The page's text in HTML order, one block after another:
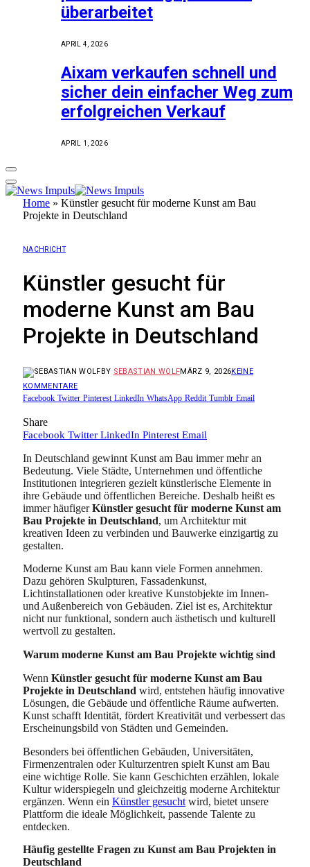
überarbeitet
APRIL 4, 2026
Aixam verkaufen schnell und
sicher dein einfacher Weg zum
erfolgreichen Verkauf
APRIL 1, 2026
Home » Künstler gesucht für moderne Kunst am Bau
Projekte in Deutschland
NACHRICHT
Künstler gesucht für
moderne Kunst am Bau
Projekte in Deutschland
BY SEBASTIAN WOLFMÄRZ 9, 2026KEINE
KOMMENTARE
Facebook Twitter Pinterest LinkedIn WhatsApp Reddit Tumblr Email
Share
Facebook Twitter LinkedIn Pinterest Email
In Deutschland gewinnt Kunst am Bau immer mehr an
Bedeutung. Viele Städte, Unternehmen und öffentliche
Institutionen integrieren gezielt künstlerische Elemente in
ihre Gebäude und öffentlichen Bereiche. Deshalb heißt es
immer häufigerKünstler gesucht für moderne Kunst am
Bau Projekte in Deutschland, um Architektur mit
kreativen Ideen zu verbinden und Bauwerke einzigartig zu
gestalten.
Moderne Kunst am Bau kann viele Formen annehmen.
Dazu gehören Skulpturen, Fassadenkunst,
Lichtinstallationen oder kreative Kunstobjekte im Innen-
und Außenbereich von Gebäuden. Ziel ist es, Architektur
nicht nur funktional, sondern auch ästhetisch und kulturell
wertvoll zu gestalten.
Warum moderne Kunst am Bau Projekte wichtig sind
Wenn Künstler gesucht für moderne Kunst am Bau
Projekte in Deutschland wird, entstehen häufig innovative
Lösungen, die Gebäude und öffentliche Räume aufwerten.
Kunst schafft Identität, fördert Kreativität und verbessert das
Erscheinungsbild von Städten und Gemeinden.
Besonders bei öffentlichen Gebäuden, Universitäten,
Firmenzentralen oder Kulturzentren spielt Kunst am Bau
eine wichtige Rolle. Sie kann Geschichten erzählen, lokale
Kultur widerspiegeln und gleichzeitig moderne Architektur
ergänzen. Wenn ein Künstler gesucht wird, bietet unsere
Plattform die ideale Möglichkeit, passende Talente zu
entdecken.
Häufig gestellte Fragen zu Kunst am Bau Projekten in
Deutschland